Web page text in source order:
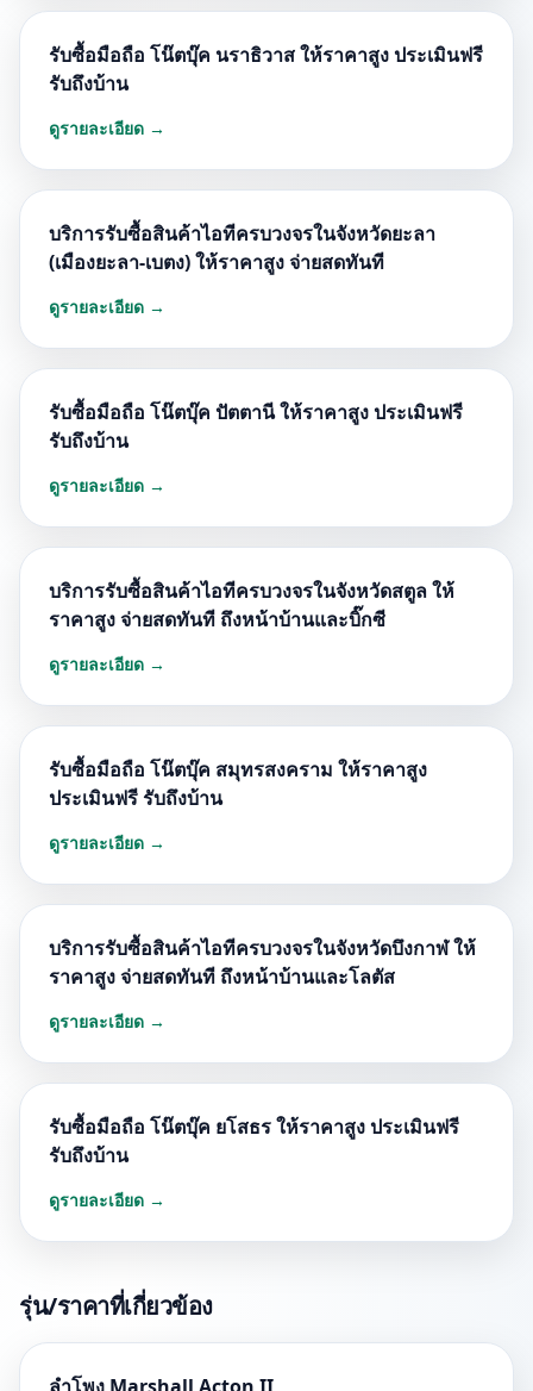
รับซื้อมือถือ โน๊ตบุ๊ค นราธิวาส ให้ราคาสูง ประเมินฟรี
รับถึงบ้าน
ดูรายละเอียด →
บริการรับซื้อสินค้าไอทีครบวงจรในจังหวัดยะลา
(เมืองยะลา-เบตง) ให้ราคาสูง จ่ายสดทันที
ดูรายละเอียด →
รับซื้อมือถือ โน๊ตบุ๊ค ปัตตานี ให้ราคาสูง ประเมินฟรี
รับถึงบ้าน
ดูรายละเอียด →
บริการรับซื้อสินค้าไอทีครบวงจรในจังหวัดสตูล ให้
ราคาสูง จ่ายสดทันที ถึงหน้าบ้านและบิ๊กซี
ดูรายละเอียด →
รับซื้อมือถือ โน๊ตบุ๊ค สมุทรสงคราม ให้ราคาสูง
ประเมินฟรี รับถึงบ้าน
ดูรายละเอียด →
บริการรับซื้อสินค้าไอทีครบวงจรในจังหวัดบึงกาฬ ให้
ราคาสูง จ่ายสดทันที ถึงหน้าบ้านและโลตัส
ดูรายละเอียด →
รับซื้อมือถือ โน๊ตบุ๊ค ยโสธร ให้ราคาสูง ประเมินฟรี
รับถึงบ้าน
ดูรายละเอียด →
รุ่น/ราคาที่เกี่ยวข้อง